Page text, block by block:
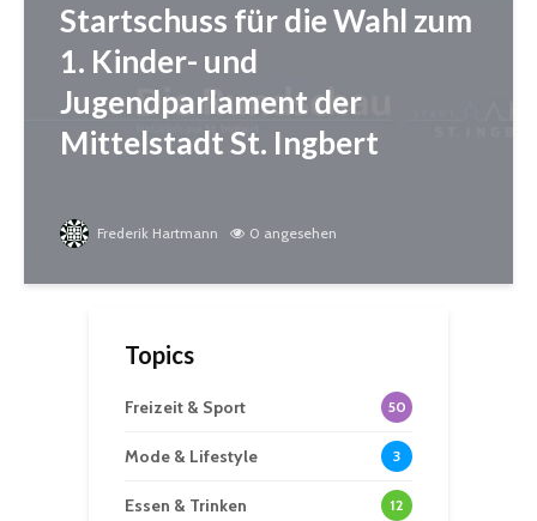
Startschuss für die Wahl zum
1. Kinder- und
Jugendparlament der
Mittelstadt St. Ingbert
Frederik Hartmann 0 angesehen
Topics
Freizeit & Sport 50
Mode & Lifestyle 3
Essen & Trinken 12